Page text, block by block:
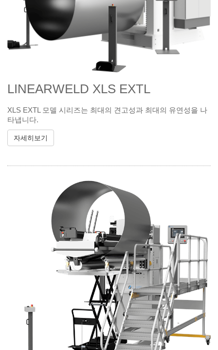
LINEARWELD XLS EXTL
XLS EXTL 모델 시리즈는 최대의 견고성과 최대의 유연성을 나
타냅니다.
자세히보기